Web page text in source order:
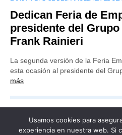
Dedican Feria de
presidente del Grupo
Frank Rainieri
La segunda versión de la Feria
esta ocasión al presidente del
más
Usamos cookies para
experiencia en nuestra web. Si